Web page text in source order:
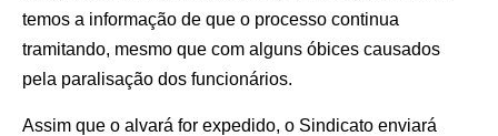
temos a informação de que o processo continua
tramitando, mesmo que com alguns óbices causados
pela paralisação dos funcionários.
Assim que o alvará for expedido, o Sindicato enviará